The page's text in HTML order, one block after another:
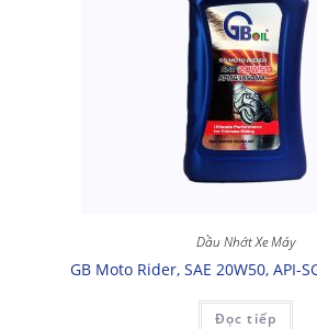
Dầu Nhớt Xe Máy
GB Moto Rider, SAE 20W50, API-
Đọc tiếp